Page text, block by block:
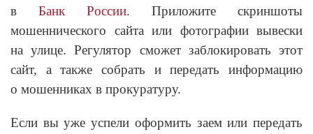
в Банк России. Приложите скриншоты
мошеннического сайта или фотографии вывески
на улице. Регулятор сможет заблокировать этот
сайт, а также собрать и передать информацию
о мошенниках в прокуратуру.
Если вы уже успели оформить заем или передать